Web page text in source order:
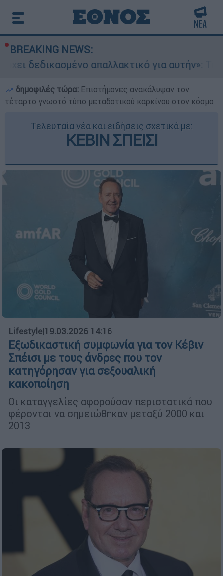
BREAKING NEWS:
απαλλακτικό για αυτήν»: Τι δηλώνει
δημοφιλές τώρα: Επιστήμονες ανακάλυψαν τον
τέταρτο γνωστό τύπο μεταδοτικού καρκίνου στον κόσμο
Τελευταία νέα και ειδήσεις σχετικά με:
ΚΕΒΙΝ ΣΠΕΙΣΙ
Lifestyle|19.03.2026 14:16
Εξωδικαστική συμφωνία για τον Κέβιν
Σπέισι με τους άνδρες που τον
κατηγόρησαν για σεξουαλική
κακοποίηση
Οι καταγγελίες αφορούσαν περιστατικά που
φέρονται να σημειώθηκαν μεταξύ 2000 και
2013